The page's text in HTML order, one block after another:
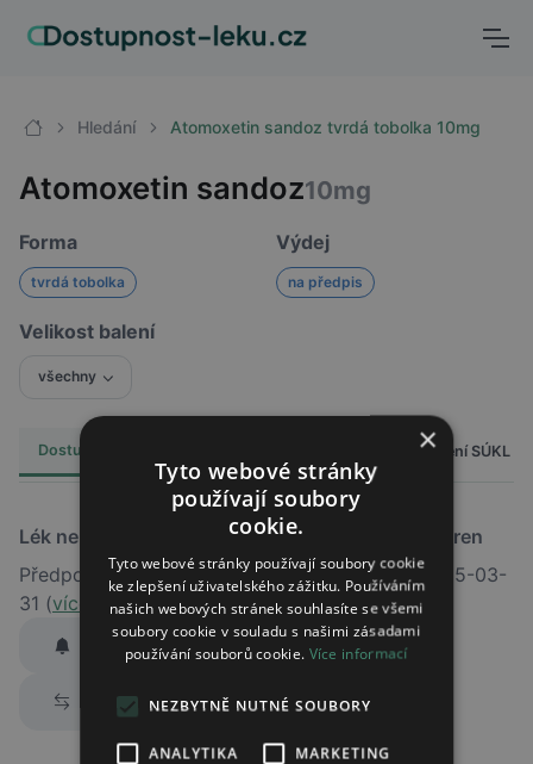
Hledání Atomoxetin sandoz tvrdá tobolka 10mg
Atomoxetin sandoz10mg
Forma
tvrdá tobolka
Výdej
na předpis
Velikost balení
všechny
Dostupnost Hlášení SÚKL
Lék není dostupný v žádné ze sledovaných lékáren
Předpokládaný termín obnovení dodávky je 2025-03-
31 (více informací)
Hlídat dostupnost
Atomoxetin sandoz tvrdá tobolka
Prozkoumat alternativy
×
Tyto webové stránky
používají soubory
cookie.
Tyto webové stránky používají soubory cookie
ke zlepšení uživatelského zážitku. Používáním
našich webových stránek souhlasíte se všemi
soubory cookie v souladu s našimi zásadami
používání souborů cookie. Více informací
NEZBYTNĚ NUTNÉ SOUBORY
ANALYTIKA MARKETING